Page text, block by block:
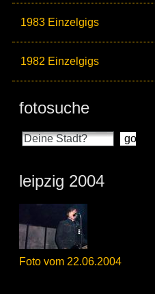
1983 Einzelgigs
1982 Einzelgigs
fotosuche
leipzig 2004
Foto vom 22.06.2004